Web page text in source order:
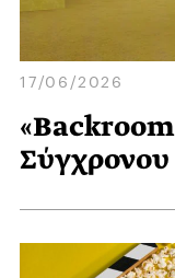
17/06/2026